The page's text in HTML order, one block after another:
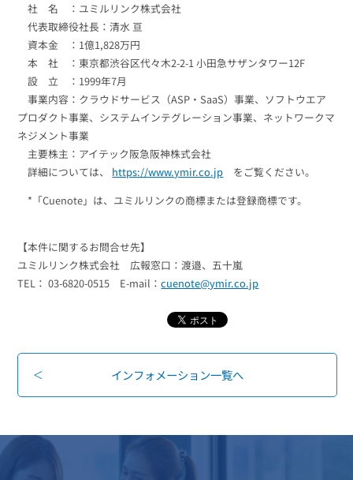
社 名 ：ユミルリンク株式会社
代表取締役社長：清水 亘
資本金 ：1億1,828万円
本 社 ：東京都渋谷区代々木2-2-1 小田急サザンタワー12F
設 立 ：1999年7月
事業内容：クラウドサービス（ASP・SaaS）事業、ソフトウエア
プロダクト事業、システムインテグレーション事業、ネットワークマ
ネジメント事業
主要株主：アイテック阪急阪神株式会社
詳細については、 https://www.ymir.co.jp をご覧ください。
*「Cuenote」は、ユミルリンクの商標または登録商標です。
【本件に関するお問合せ先】
ユミルリンク株式会社 広報窓口：渡邉、五十嵐
TEL： 03-6820-0515 E-mail：cuenote@ymir.co.jp
インフォメーション一覧へ